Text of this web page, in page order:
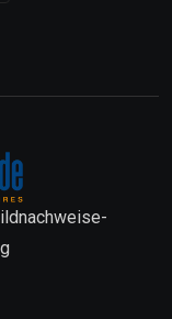
-